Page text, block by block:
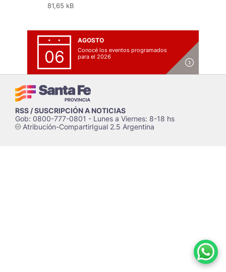
81,65 kB
06
AGOSTO
Conocé los eventos programados
para el 2026
RSS / SUSCRIPCIÓN A NOTICIAS
Gob: 0800-777-0801 - Lunes a Viernes: 8-18 hs
cAtribución-CompartirIgual 2.5 Argentina